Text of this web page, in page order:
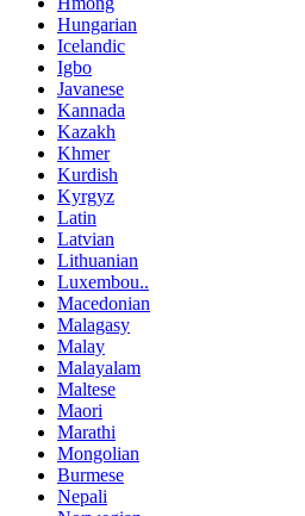
Hungarian
Icelandic
Igbo
Javanese
Kannada
Kazakh
Khmer
Kurdish
Kyrgyz
Latin
Latvian
Lithuanian
Luxembou..
Macedonian
Malagasy
Malay
Malayalam
Maltese
Maori
Marathi
Mongolian
Burmese
Nepali